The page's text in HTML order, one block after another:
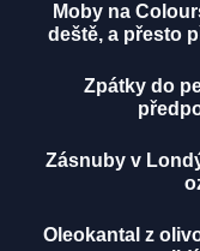
Moby na
deště, a přesto
Zpátky do
Zásnuby v
Oleokantal z